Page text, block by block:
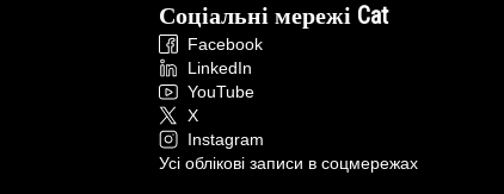
Соціальні мережі Cat
Facebook
LinkedIn
YouTube
X
Instagram
Усі облікові записи в соцмережах